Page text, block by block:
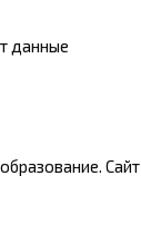
данные
Сайт